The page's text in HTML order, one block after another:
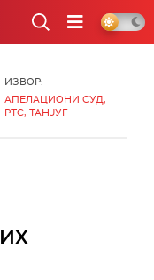
ИЗВОР:
АПЕЛАЦИОНИ СУД,
РТС, ТАНЈУГ